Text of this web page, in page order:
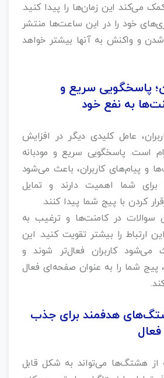
می‌کند این زمان‌ها را پیدا کنید.
خود را در این ساعت‌ها منتشر
شدن و واکنش به آنها بیشتر خواهد
پاسخگویی سریع و
به نفع خود
عامل کلیدی دیگر در افزایش
است. پاسخگویی سریع و مودبانه
و پیام‌های کاربران، باعث می‌شود
شما اهمیت دارند و تمایل
کردن با پیج شما پیدا کنند.
سوالات در کامنت‌ها و ترغیب به
ارتباط را بیشتر تقویت کنید. این
می‌شود کاربران فعال‌تر شوند و
پیج شما را به عنوان صفحه‌ای فعال
هدفمند برای جذب
فعال
از هشتگ‌ها می‌تواند به شکل قابل